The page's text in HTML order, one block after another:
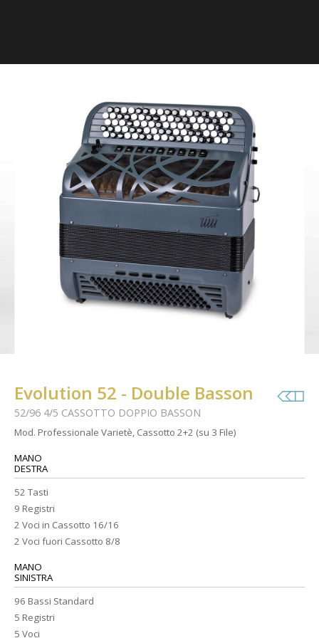
Evolution 52 - Double Basson
52/96 4/5 CASSOTTO DOPPIO BASSON
Mod. Professionale Varietè, Cassotto 2+2 (su 3 File)
MANO
DESTRA
52 Tasti
9 Registri
2 Voci in Cassotto 16/16
2 Voci fuori Cassotto 8/8
MANO
SINISTRA
96 Bassi Standard
5 Registri
5 Voci